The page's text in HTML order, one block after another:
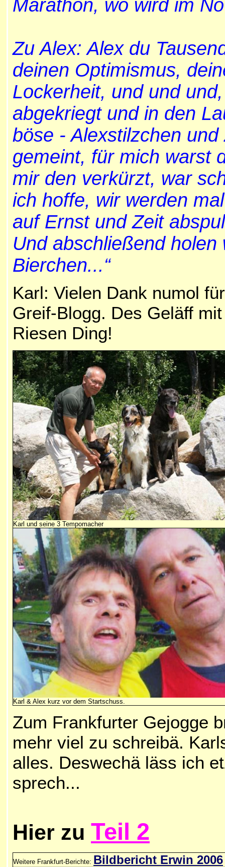
Marathon, wo wird im
Zu Alex: Alex du
deinen Optimismus,
Lockerheit, und und
abgekriegt und in den
böse - Alexstilzchen
gemeint, für mich warst
mir den verkürzt, war
ich hoffe, wir werden
auf Ernst und Zeit
Und abschließend
Bierchen...“
Karl: Vielen Dank numol
Greif-Blogg. Des Geläff
Riesen Ding!
Karl und seine 3 Tempomacher
Karl & Alex kurz vor dem Startschuss.
Zum Frankfurter Gejogge
mehr viel zu schreibä.
alles. Deswechä läss ich
sprech...
Hier zu Teil 2
Weitere Frankfurt-Berichte: Bildbericht Erwin 2006